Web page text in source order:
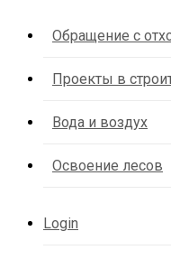
Обращение с
Проекты в
Вода и воздух
Освоение лесов
Login